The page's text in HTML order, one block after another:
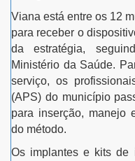
Viana está entre os 12
para receber o
da estratégia,
Ministério da Saúde.
serviço, os
(APS) do município
para inserção, manejo
do método.
Os implantes e kits de